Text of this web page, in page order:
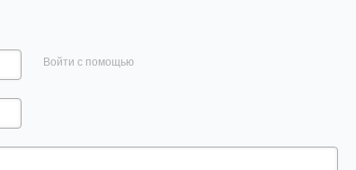
Войти с помощью